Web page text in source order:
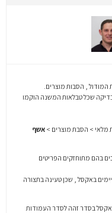
, הסבות מוצרים.
שכל טבלאות המשנה הוקמו
> הסבת מוצרים > אשף
בהם מתוחזקים הפריטים
באקסל , שכן טעינה בתצורה
בסדר זהה לסדר העמודות